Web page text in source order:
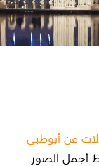
عن أبوظبي